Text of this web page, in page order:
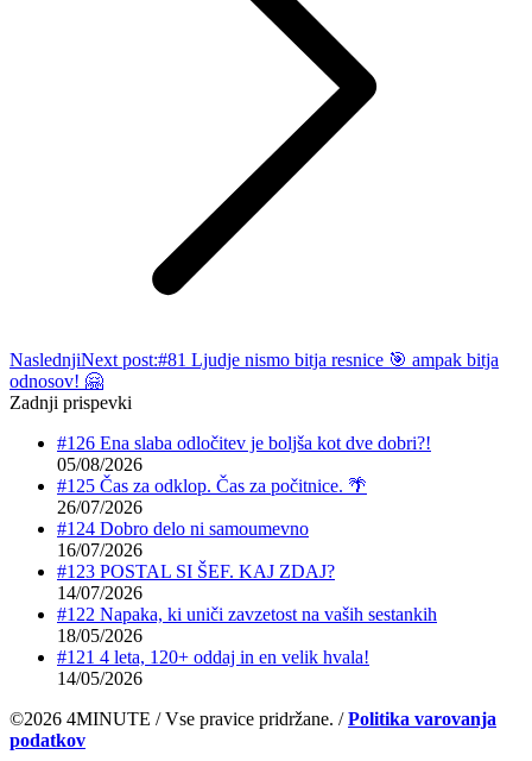
NaslednjiNext post:#81 Ljudje nismo bitja resnice 🎯 ampak bitja
odnosov! 🤗
Zadnji prispevki
#126 Ena slaba odločitev je boljša kot dve dobri?!
05/08/2026
#125 Čas za odklop. Čas za počitnice. 🌴
26/07/2026
#124 Dobro delo ni samoumevno
16/07/2026
#123 POSTAL SI ŠEF. KAJ ZDAJ?
14/07/2026
#122 Napaka, ki uniči zavzetost na vaših sestankih
18/05/2026
#121 4 leta, 120+ oddaj in en velik hvala!
14/05/2026
©2026 4MINUTE / Vse pravice pridržane. /Politika varovanja
podatkov